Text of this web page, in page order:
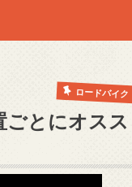
ロードバイク
とにオスス